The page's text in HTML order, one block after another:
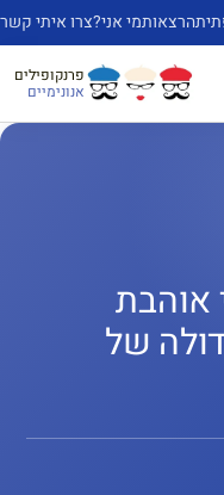
הרצאותמי אני?צרו איתי קשר
פרנקופילים
אנונימיים
אוהבת
של